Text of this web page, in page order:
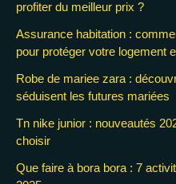
profiter du meilleur prix ?
Assurance habitation :
pour protéger votre logement
Robe de mariee zara :
séduisent les futures mariées
Tn nike junior : nouveautés
choisir
Que faire à bora bora : 7